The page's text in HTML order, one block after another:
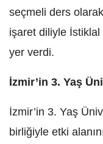
seçmeli ders
işaret diliyle İstiklal
yer verdi.
İzmir’in 3. Yaş
İzmir’in 3. Yaş
birliğiyle etki